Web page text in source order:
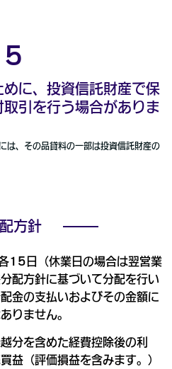
５
に、投資信託財産で保
引を行う場合がありま
は、その品貸料の一部は投資信託財産の
方針
15日（休業日の場合は翌営業
配方針に基づいて分配を行い
金の支払いおよびその金額に
りません。
分を含めた経費控除後の利
益（評価損益を含みます。）